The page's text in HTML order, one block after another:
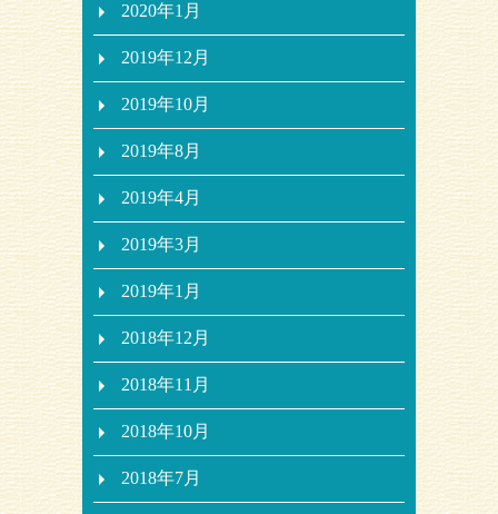
2020年1月
2019年12月
2019年10月
2019年8月
2019年4月
2019年3月
2019年1月
2018年12月
2018年11月
2018年10月
2018年7月